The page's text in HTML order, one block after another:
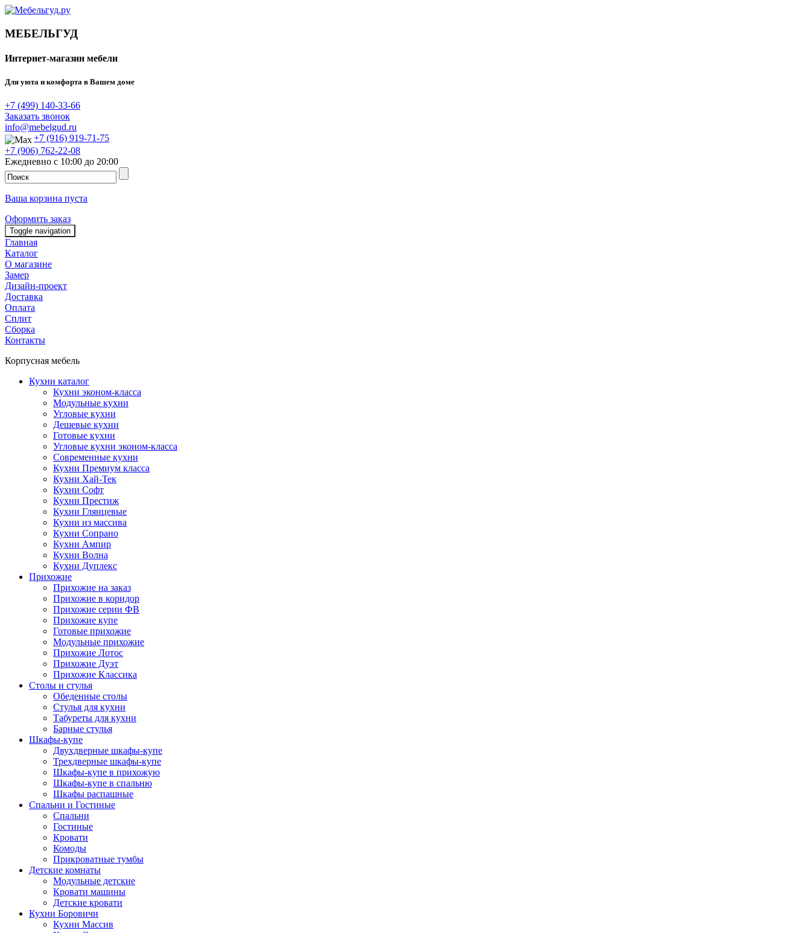
МЕБЕЛЬГУД
Интернет-магазин мебели
Для уюта и комфорта в Вашем доме
+7 (499) 140-33-66
Заказать звонок
info@mebelgud.ru
+7 (916) 919-71-75
+7 (906) 762-22-08
Ежедневно с 10:00 до 20:00
Ваша корзина пуста
Оформить заказ
Toggle navigation
Главная
Каталог
О магазине
Замер
Дизайн-проект
Доставка
Оплата
Сплит
Сборка
Контакты
Корпусная мебель
Кухни каталог
Кухни эконом-класса
Модульные кухни
Угловые кухни
Дешевые кухни
Готовые кухни
Угловые кухни эконом-класса
Современные кухни
Кухни Премиум класса
Кухни Хай-Тек
Кухни Софт
Кухни Престиж
Кухни Глянцевые
Кухни из массива
Кухни Сопрано
Кухни Ампир
Кухни Волна
Кухни Дуплекс
Прихожие
Прихожие на заказ
Прихожие в коридор
Прихожие серии ФВ
Прихожие купе
Готовые прихожие
Модульные прихожие
Прихожие Лотос
Прихожие Дуэт
Прихожие Классика
Столы и стулья
Обеденные столы
Стулья для кухни
Табуреты для кухни
Барные стулья
Шкафы-купе
Двухдверные шкафы-купе
Трехдверные шкафы-купе
Шкафы-купе в прихожую
Шкафы-купе в спальню
Шкафы распашные
Спальни и Гостиные
Спальни
Гостиные
Кровати
Комоды
Прикроватные тумбы
Детские комнаты
Модульные детские
Кровати машины
Детские кровати
Кухни Боровичи
Кухни Массив